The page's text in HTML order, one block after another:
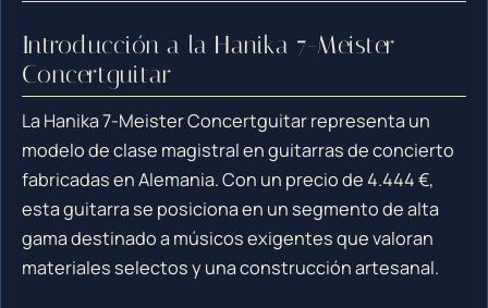
Introducción a la Hanika 7-Meister
Concertguitar
La Hanika 7-Meister Concertguitar representa un
modelo de clase magistral en guitarras de concierto
fabricadas en Alemania. Con un precio de 4.444 €,
esta guitarra se posiciona en un segmento de alta
gama destinado a músicos exigentes que valoran
materiales selectos y una construcción artesanal.